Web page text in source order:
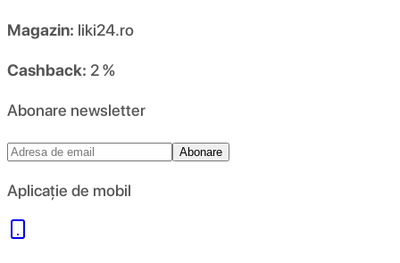
Magazin: liki24.ro
Cashback: 2 %
Abonare newsletter
Abonare
Aplicație de mobil